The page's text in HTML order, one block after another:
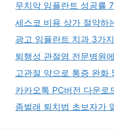
무치악 임플란트 성공률
세스코 비용 상가 절약하
광고 임플란트 치과 3가
퇴행성 관절염 전문병원
고관절 약으로 통증 완화
카카오톡 PC버전 다운로
좀벌래 퇴치법 초보자가